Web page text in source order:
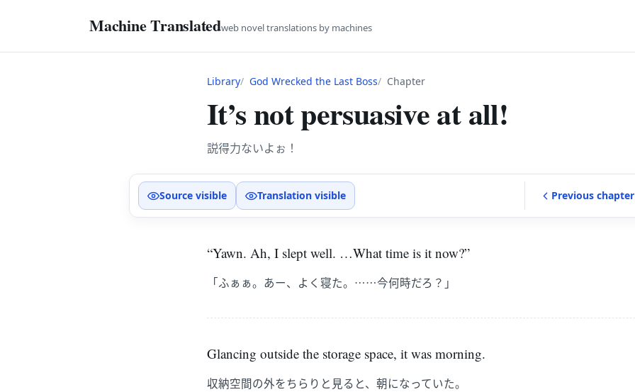
Machine Translatedweb novel translations by machines
Library God Wrecked the Last Boss Chapter
It’s not persuasive at all!
説得力ないよぉ！
Source visible Translation visible Previous chapter
“Yawn. Ah, I slept well. …What time is it now?”
「ふぁぁ。あー、よく寝た。……今何時だろ？」
Glancing outside the storage space, it was morning.
収納空間の外をちらりと見ると、朝になっていた。